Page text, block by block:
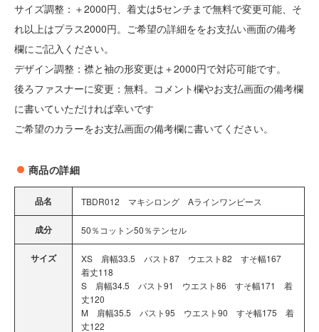
サイズ調整：＋2000円、着丈は5センチまで無料で変更可能、そ
れ以上はプラス2000円。ご希望の詳細ををお支払い画面の備考
欄にご記入ください。
デザイン調整：襟と袖の形変更は＋2000円で対応可能です。
後ろファスナーに変更：無料。コメント欄やお支払画面の備考欄
に書いていただければ幸いです
ご希望のカラーをお支払画面の備考欄に書いてください。
商品の詳細
品名 TBDR012 マキシロング Aラインワンピース
成分 50％コットン50％テンセル
サイズ
XS 肩幅33.5 バスト87 ウエスト82 すそ幅167
着丈118
S 肩幅34.5 バスト91 ウエスト86 すそ幅171 着
丈120
M 肩幅35.5 バスト95 ウエスト90 すそ幅175 着
丈122